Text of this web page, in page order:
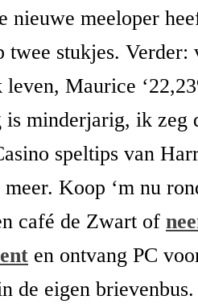
nieuwe meeloper
twee stukjes. Verder:
leven, Maurice
minderjarig, ik zeg
speltips van
Koop ‘m nu
café de Zwart of
en ontvang PC
de eigen brievenbus.